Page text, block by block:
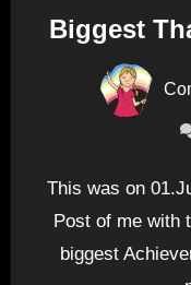
Biggest
This was on
Post of me with
biggest